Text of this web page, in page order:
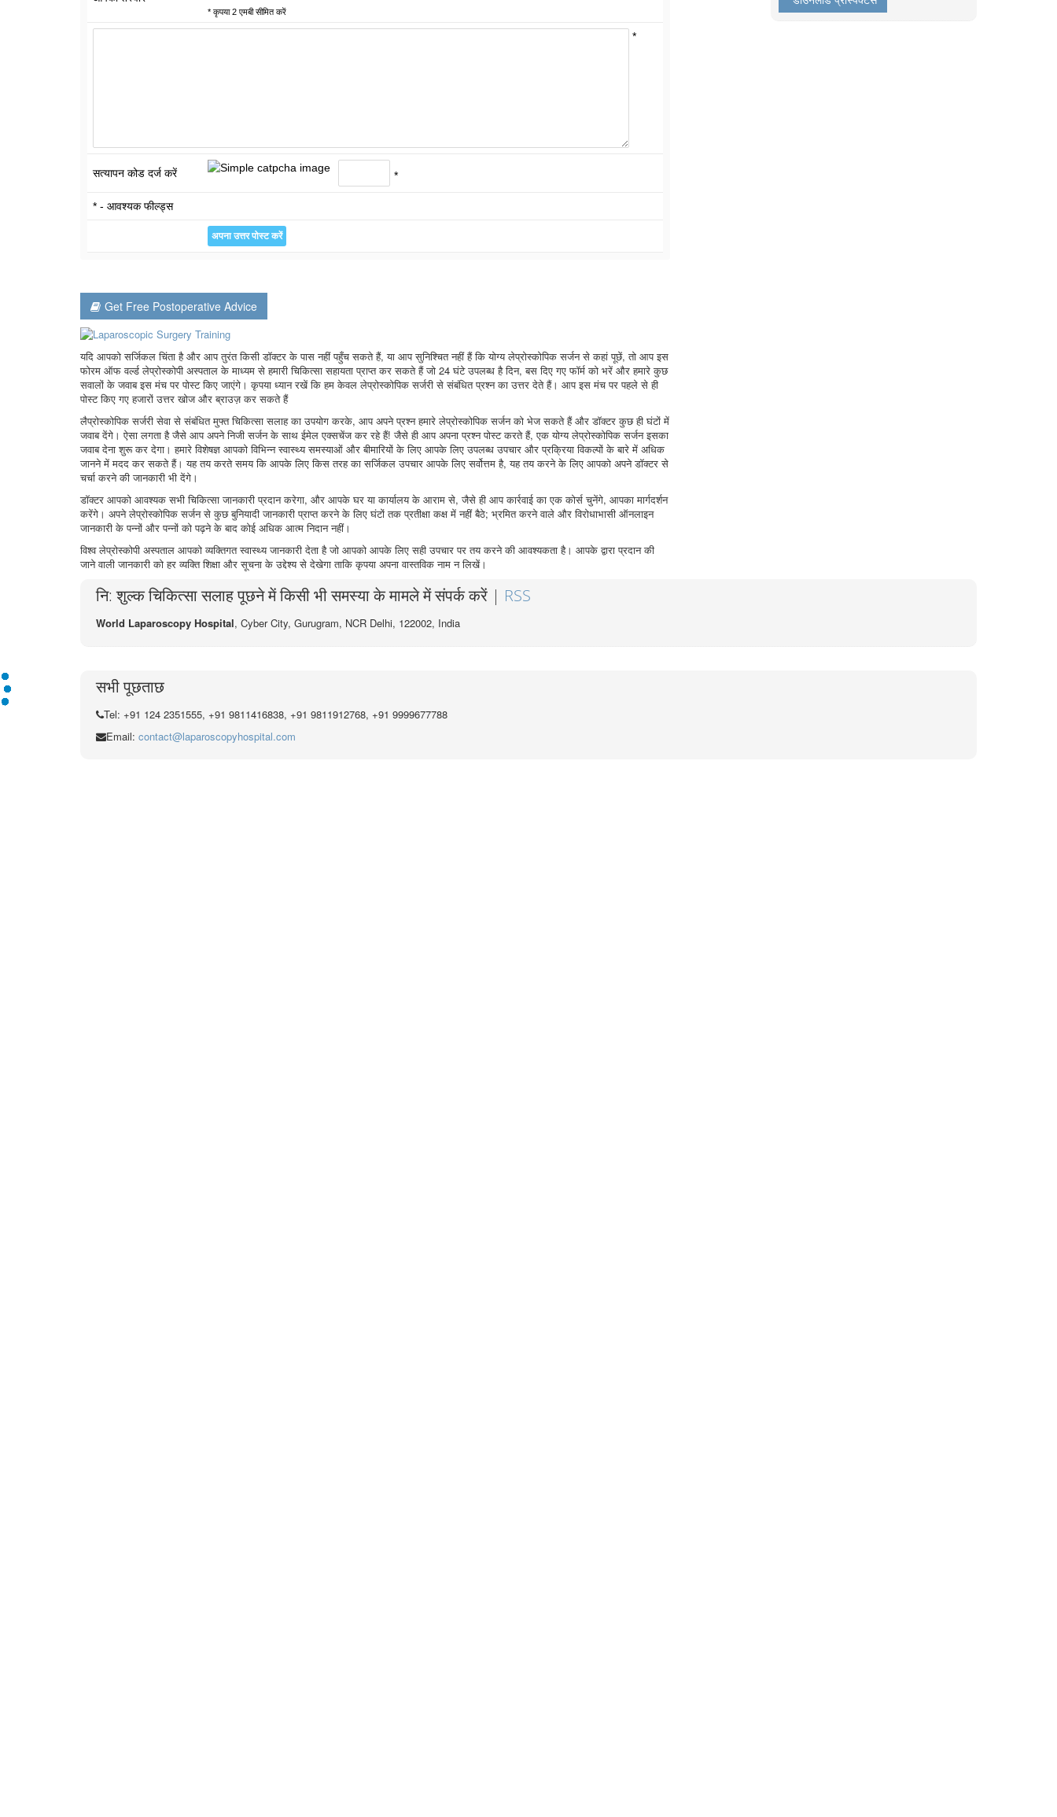
* कृपया 2 एमबी सीमित करें
*
सत्यापन कोड दर्ज करें *
* - आवश्यक फील्ड्स
Get Free Postoperative Advice
यदि आपको सर्जिकल चिंता है और आप तुरंत किसी डॉक्टर के पास नहीं पहुँच सकते हैं, या आप सुनिश्चित नहीं हैं कि योग्य लेप्रोस्कोपिक सर्जन से कहां पूछें, तो आप इस
फोरम ऑफ वर्ल्ड लेप्रोस्कोपी अस्पताल के माध्यम से हमारी चिकित्सा सहायता प्राप्त कर सकते हैं जो 24 घंटे उपलब्ध है दिन, बस दिए गए फॉर्म को भरें और हमारे कुछ
सवालों के जवाब इस मंच पर पोस्ट किए जाएंगे। कृपया ध्यान रखें कि हम केवल लेप्रोस्कोपिक सर्जरी से संबंधित प्रश्न का उत्तर देते हैं। आप इस मंच पर पहले से ही
पोस्ट किए गए हजारों उत्तर खोज और ब्राउज़ कर सकते हैं
लैप्रोस्कोपिक सर्जरी सेवा से संबंधित मुफ्त चिकित्सा सलाह का उपयोग करके, आप अपने प्रश्न हमारे लेप्रोस्कोपिक सर्जन को भेज सकते हैं और डॉक्टर कुछ ही घंटों में
जवाब देंगे। ऐसा लगता है जैसे आप अपने निजी सर्जन के साथ ईमेल एक्सचेंज कर रहे हैं! जैसे ही आप अपना प्रश्न पोस्ट करते हैं, एक योग्य लेप्रोस्कोपिक सर्जन इसका
जवाब देना शुरू कर देगा। हमारे विशेषज्ञ आपको विभिन्न स्वास्थ्य समस्याओं और बीमारियों के लिए आपके लिए उपलब्ध उपचार और प्रक्रिया विकल्पों के बारे में अधिक
जानने में मदद कर सकते हैं। यह तय करते समय कि आपके लिए किस तरह का सर्जिकल उपचार आपके लिए सर्वोत्तम है, यह तय करने के लिए आपको अपने डॉक्टर से
चर्चा करने की जानकारी भी देंगे।
डॉक्टर आपको आवश्यक सभी चिकित्सा जानकारी प्रदान करेगा, और आपके घर या कार्यालय के आराम से, जैसे ही आप कार्रवाई का एक कोर्स चुनेंगे, आपका मार्गदर्शन
करेंगे। अपने लेप्रोस्कोपिक सर्जन से कुछ बुनियादी जानकारी प्राप्त करने के लिए घंटों तक प्रतीक्षा कक्ष में नहीं बैठे; भ्रमित करने वाले और विरोधाभासी ऑनलाइन
जानकारी के पन्नों और पन्नों को पढ़ने के बाद कोई अधिक आत्म निदान नहीं।
विश्व लेप्रोस्कोपी अस्पताल आपको व्यक्तिगत स्वास्थ्य जानकारी देता है जो आपको आपके लिए सही उपचार पर तय करने की आवश्यकता है। आपके द्वारा प्रदान की
जाने वाली जानकारी को हर व्यक्ति शिक्षा और सूचना के उद्देश्य से देखेगा ताकि कृपया अपना वास्तविक नाम न लिखें।
नि: शुल्क चिकित्सा सलाह पूछने में किसी भी समस्या के मामले में संपर्क करें | RSS
World Laparoscopy Hospital, Cyber City, Gurugram, NCR Delhi, 122002, India
सभी पूछताछ
Tel: +91 124 2351555, +91 9811416838, +91 9811912768, +91 9999677788
Email: contact@laparoscopyhospital.com